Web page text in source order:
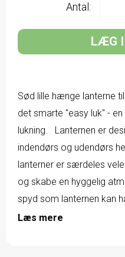
Antal:
LÆG I
Sød lille hænge lanterne
det smarte "easy luk" -
lukning. Lanternen er
indendørs og udendørs
lanterner er særdeles
og skabe en hyggelig
spyd som lanternen kan
Læs mere